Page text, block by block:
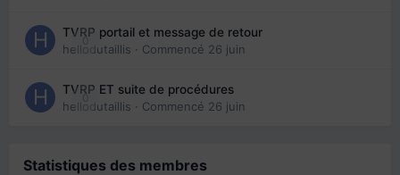
0
TVRP portail et message de retour
hellodutaillis · Commencé 26 juin
0
TVRP ET suite de procédures
hellodutaillis · Commencé 26 juin
Statistiques des membres